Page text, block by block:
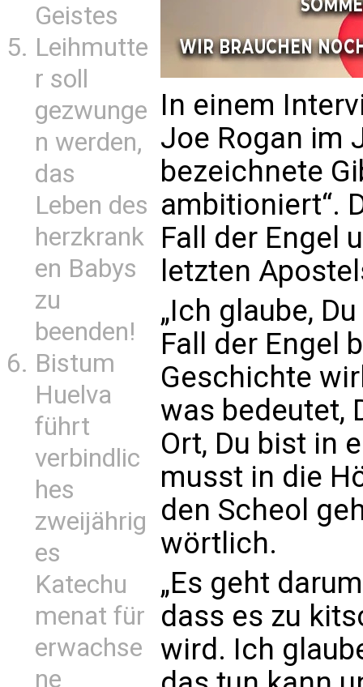
Geistes
Leihmutte
r soll
gezwunge
n werden,
das
Leben des
herzkrank
en Babys
zu
beenden!
Bistum
Huelva
führt
verbindlic
hes
zweijährig
es
Katechu
menat für
erwachse
ne
In einem
Joe Rogan im
bezeichnete
ambitioniert“.
Fall der Engel
letzten
„Ich glaube,
Fall der Engel
Geschichte
was bedeutet,
Ort, Du bist in
musst in die
den Scheol
wörtlich.
„Es geht
dass es zu
wird. Ich